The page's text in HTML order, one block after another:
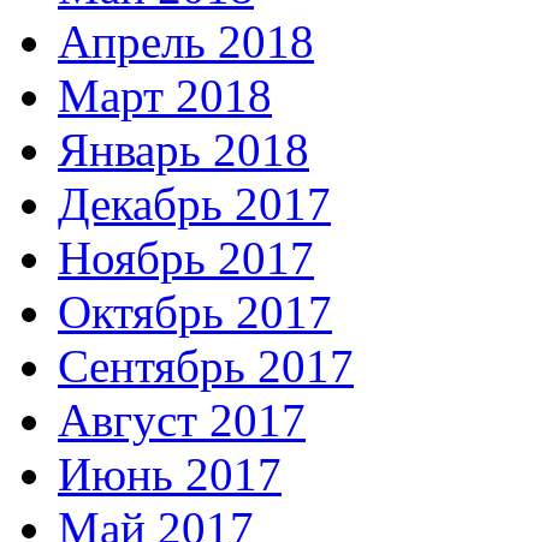
Апрель 2018
Март 2018
Январь 2018
Декабрь 2017
Ноябрь 2017
Октябрь 2017
Сентябрь 2017
Август 2017
Июнь 2017
Май 2017